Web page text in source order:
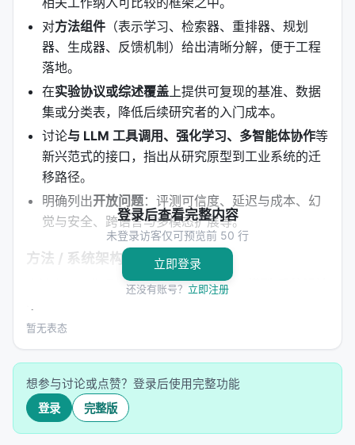
对方法组件 （表示学习、检索器、重排器、规划
器、生成器、反馈机制）给出清晰分解，便于工程
落地。
在实验协议或综述覆盖上提供可复现的基准、数据
集或分类表，降低后续研究者的入门成本。
讨论与 LLM 工具调用、强化学习、多智能体协作等
新兴范式的接口，指出从研究原型到工业系统的迁
移路径。
明确列出开放问题：评测可信度、延迟与成本、幻
觉与安全、跨语言与多模态扩展等。
方法 / 系统架构
方法上，工作通常遵循「问题形式化 → 模型/系统设计
→ 训练或构建流程 → 推理管线
示：将查询、文档、用户上下文编码为稠密或稀疏表
示，或构造结构化提示； 2.核心模块：可能包含检索
器、重排器、规划器、记忆模块、工具接口等，按任
务串联或并联； 3.学习策略：监督微调、对比学习、
蒸馏、强化学习（含过程奖励）、自举数据合成； 4.
推理策略：单轮检索、迭代检索、并行子查询、早停
登录后查看完整内容
未登录访客仅可预览前 50 行
立即登录
还没有账号？ 立即注册
暂无表态
想参与讨论或点赞？登录后使用完整功能
登录 完整版